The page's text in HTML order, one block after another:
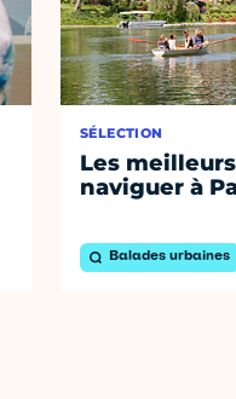
SÉLECTION
Les
naviguer à
Balades urbaines